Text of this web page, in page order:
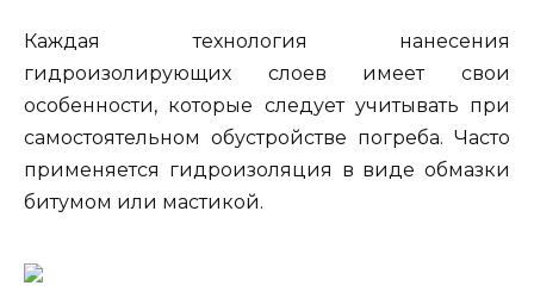
Каждая технология нанесения
гидроизолирующих слоев имеет свои
особенности, которые следует учитывать при
самостоятельном обустройстве погреба. Часто
применяется гидроизоляция в виде обмазки
битумом или мастикой.